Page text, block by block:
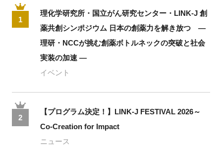
1
理化学研究所・国立がん研究センター・LINK-J 創
薬共創シンポジウム 日本の創薬力を解き放つ ―
理研・NCCが挑む創薬ボトルネックの突破と社会
実装の加速 ―
イベント
2
【プログラム決定！】LINK-J FESTIVAL 2026～
Co-Creation for Impact
ニュース